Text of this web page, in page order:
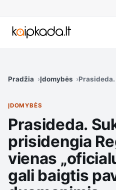
Pradžia Įdomybės
ĮDOMYBĖS
Prasideda.
prisidengia
vienas
gali baigtis